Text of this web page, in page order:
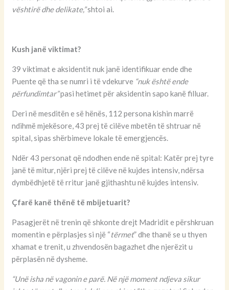
vështirë dhe delikate,”shtoi ai.
Kush janë viktimat?
39 viktimat e aksidentit nuk janë identifikuar ende dhe
Puente që tha se numri i të vdekurve “nuk është ende
përfundimtar”pasi hetimet për aksidentin sapo kanë filluar.
Deri në mesditën e së hënës, 112 persona kishin marrë
ndihmë mjekësore, 43 prej të cilëve mbetën të shtruar në
spital, sipas shërbimeve lokale të emergjencës.
Ndër 43 personat që ndodhen ende në spital: Katër prej tyre
janë të mitur, njëri prej të cilëve në kujdes intensiv, ndërsa
dymbëdhjetë të rritur janë gjithashtu në kujdes intensiv.
Çfarë kanë thënë të mbijetuarit?
Pasagjerët në trenin që shkonte drejt Madridit e përshkruan
momentin e përplasjes si një “tërmet” dhe thanë se u thyen
xhamat e trenit, u zhvendosën bagazhet dhe njerëzit u
përplasën në dysheme.
“Unë isha në vagonin e parë. Në një moment ndjeva sikur